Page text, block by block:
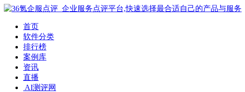
首页
软件分类
排行榜
案例库
资讯
直播
AI测评网